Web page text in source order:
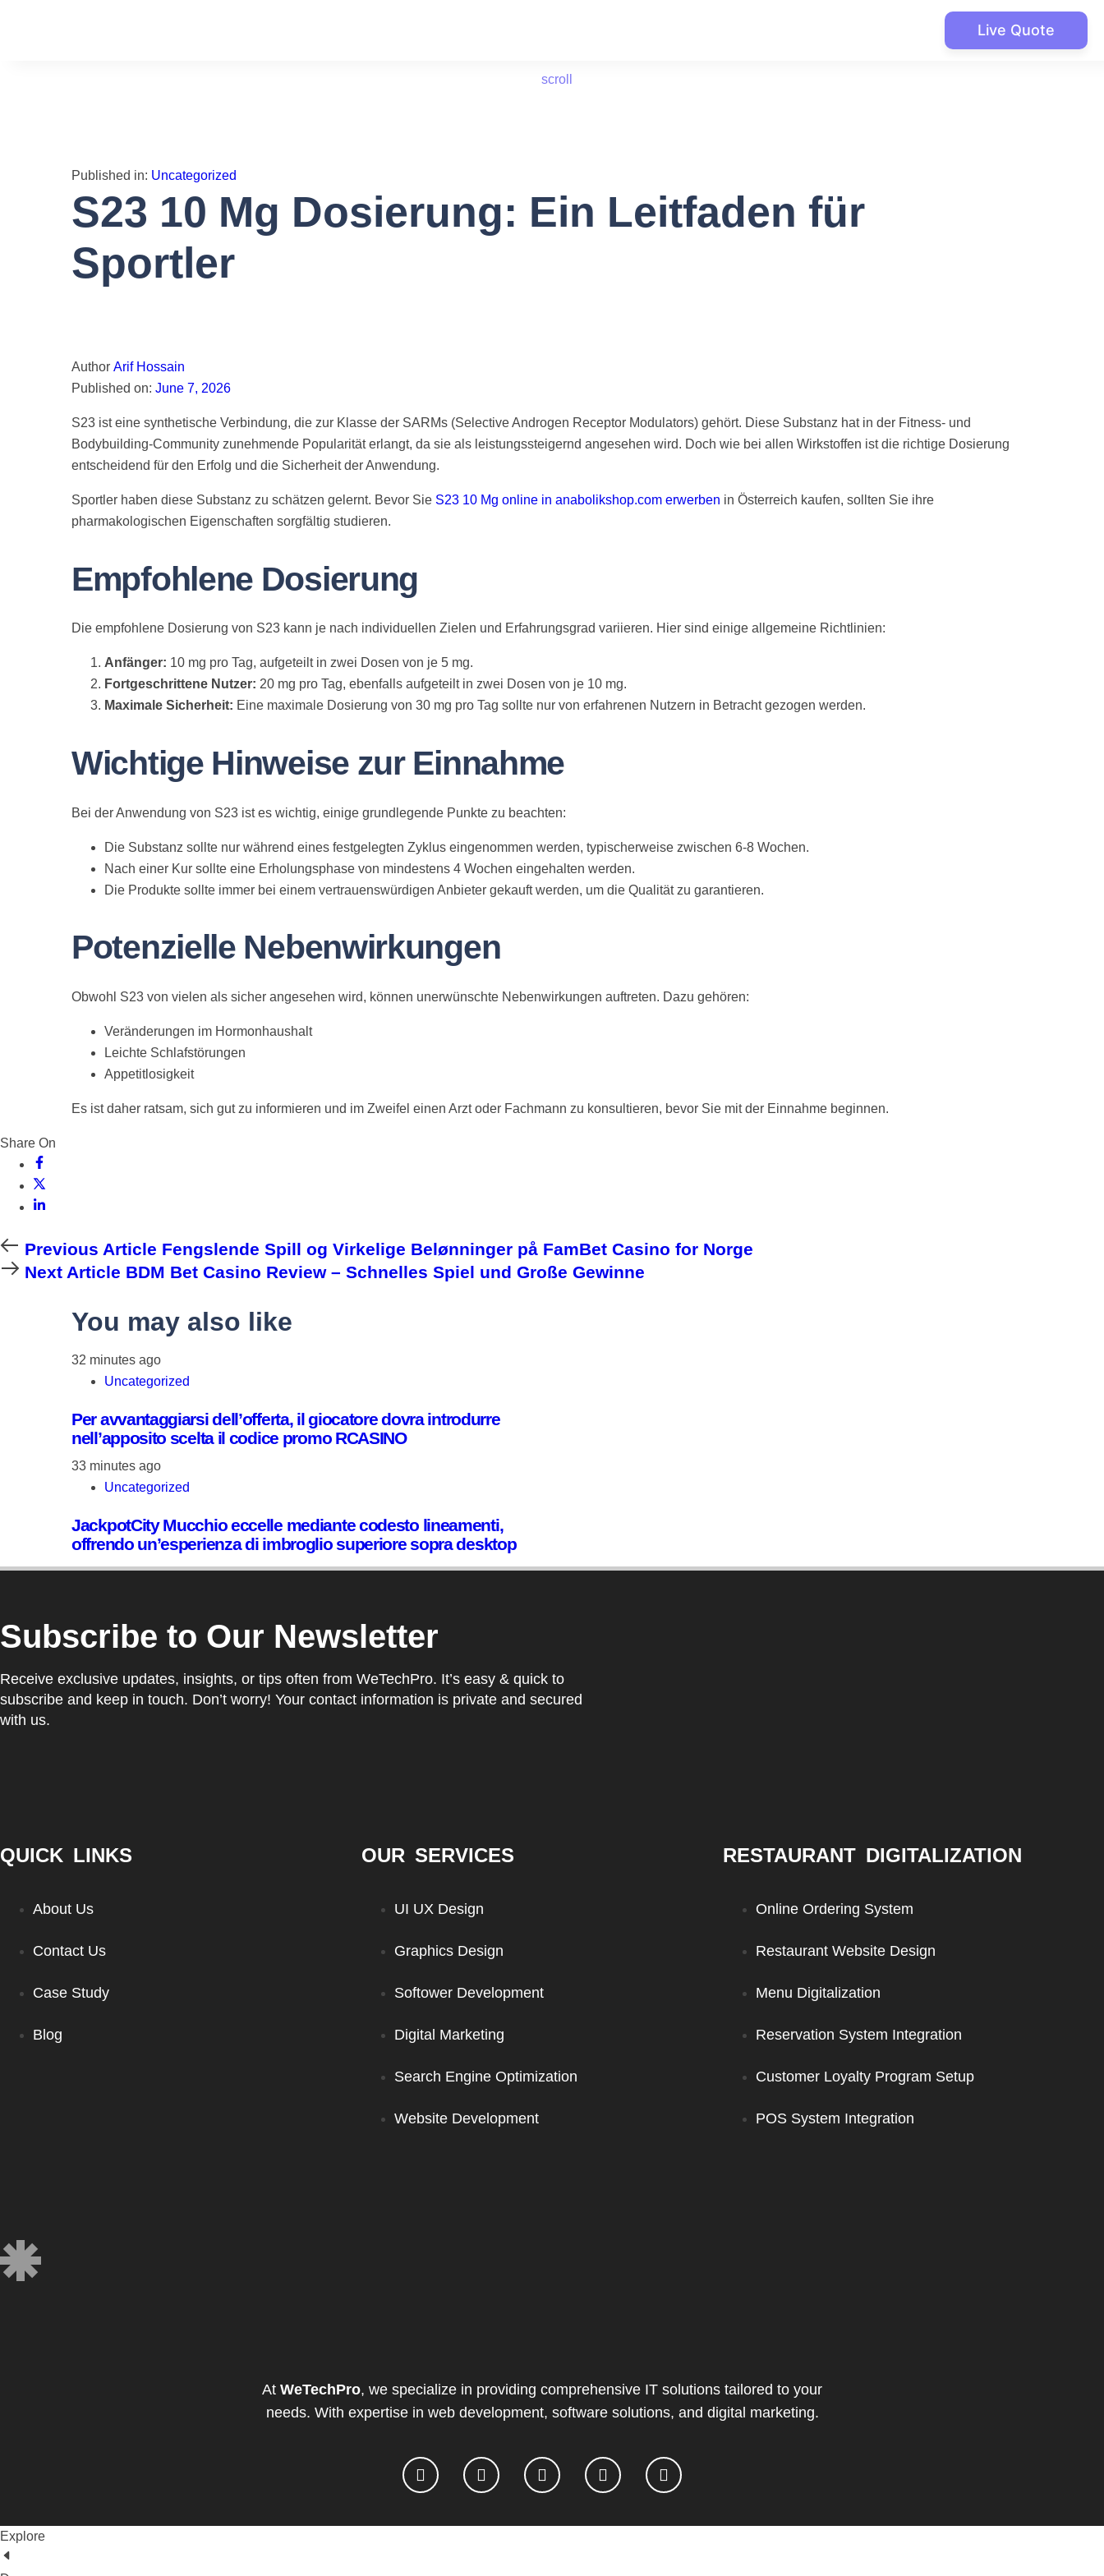
Live Quote
scroll
Published in: Uncategorized
S23 10 Mg Dosierung: Ein Leitfaden für
Sportler
Author Arif Hossain
Published on: June 7, 2026
S23 ist eine synthetische Verbindung, die zur Klasse der SARMs (Selective Androgen Receptor Modulators) gehört. Diese Substanz hat in der Fitness- und
Bodybuilding-Community zunehmende Popularität erlangt, da sie als leistungssteigernd angesehen wird. Doch wie bei allen Wirkstoffen ist die richtige Dosierung
entscheidend für den Erfolg und die Sicherheit der Anwendung.
Sportler haben diese Substanz zu schätzen gelernt. Bevor Sie S23 10 Mg online in anabolikshop.com erwerben in Österreich kaufen, sollten Sie ihre
pharmakologischen Eigenschaften sorgfältig studieren.
Empfohlene Dosierung
Die empfohlene Dosierung von S23 kann je nach individuellen Zielen und Erfahrungsgrad variieren. Hier sind einige allgemeine Richtlinien:
Anfänger: 10 mg pro Tag, aufgeteilt in zwei Dosen von je 5 mg.
Fortgeschrittene Nutzer: 20 mg pro Tag, ebenfalls aufgeteilt in zwei Dosen von je 10 mg.
Maximale Sicherheit: Eine maximale Dosierung von 30 mg pro Tag sollte nur von erfahrenen Nutzern in Betracht gezogen werden.
Wichtige Hinweise zur Einnahme
Bei der Anwendung von S23 ist es wichtig, einige grundlegende Punkte zu beachten:
Die Substanz sollte nur während eines festgelegten Zyklus eingenommen werden, typischerweise zwischen 6-8 Wochen.
Nach einer Kur sollte eine Erholungsphase von mindestens 4 Wochen eingehalten werden.
Die Produkte sollte immer bei einem vertrauenswürdigen Anbieter gekauft werden, um die Qualität zu garantieren.
Potenzielle Nebenwirkungen
Obwohl S23 von vielen als sicher angesehen wird, können unerwünschte Nebenwirkungen auftreten. Dazu gehören:
Veränderungen im Hormonhaushalt
Leichte Schlafstörungen
Appetitlosigkeit
Es ist daher ratsam, sich gut zu informieren und im Zweifel einen Arzt oder Fachmann zu konsultieren, bevor Sie mit der Einnahme beginnen.
Share On
Previous Article Fengslende Spill og Virkelige Belønninger på FamBet Casino for Norge
Next Article BDM Bet Casino Review – Schnelles Spiel und Große Gewinne
You may also like
32 minutes ago
Uncategorized
Per avvantaggiarsi dell’offerta, il giocatore dovra introdurre
nell’apposito scelta il codice promo RCASINO
33 minutes ago
Uncategorized
JackpotCity Mucchio eccelle mediante codesto lineamenti,
offrendo un’esperienza di imbroglio superiore sopra desktop
Subscribe to Our Newsletter
Receive exclusive updates, insights, or tips often from WeTechPro. It’s easy & quick to
subscribe and keep in touch. Don’t worry! Your contact information is private and secured
with us.
QUICK LINKS
About Us
Contact Us
Case Study
Blog
OUR SERVICES
UI UX Design
Graphics Design
Softower Development
Digital Marketing
Search Engine Optimization
Website Development
RESTAURANT DIGITALIZATION
Online Ordering System
Restaurant Website Design
Menu Digitalization
Reservation System Integration
Customer Loyalty Program Setup
POS System Integration
At WeTechPro, we specialize in providing comprehensive IT solutions tailored to your
needs. With expertise in web development, software solutions, and digital marketing.
Explore